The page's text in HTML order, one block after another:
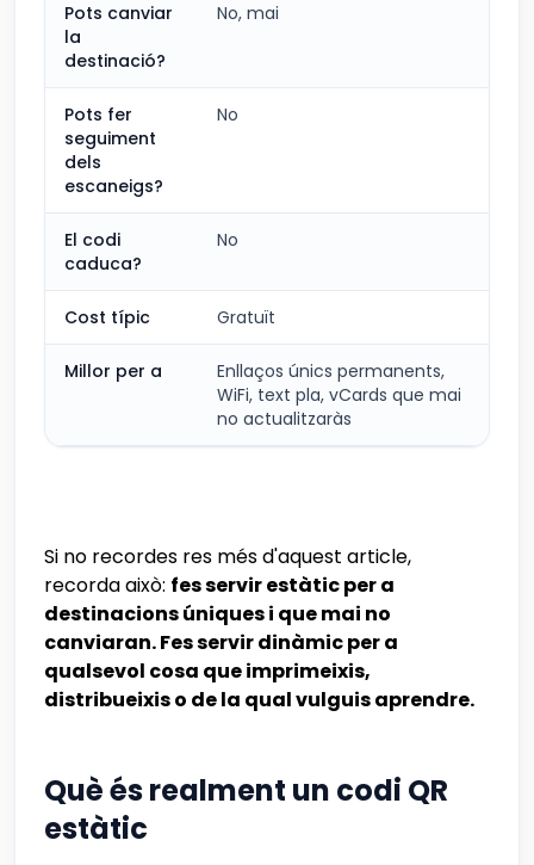
Pots canviar
la
destinació?
No, mai
Pots fer
seguiment
dels
escaneigs?
No
El codi
caduca?
No
Cost típic Gratuït
Millor per a
Enllaços únics permanents,
WiFi, text pla, vCards que mai
no actualitzaràs
Si no recordes res més d'aquest article,
recorda això: fes servir estàtic per a
destinacions úniques i que mai no
canviaran. Fes servir dinàmic per a
qualsevol cosa que imprimeixis,
distribueixis o de la qual vulguis aprendre.
Què és realment un codi QR
estàtic